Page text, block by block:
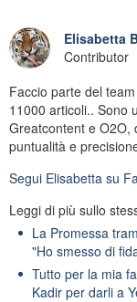
Elisabetta
Contributor
Faccio parte del
11000 articoli.. Sono
Greatcontent e O2O,
puntualità e
Segui Elisabetta su
Leggi di più sullo
La Promessa
"Ho smesso di
Tutto per la mia
Kadir per darli a